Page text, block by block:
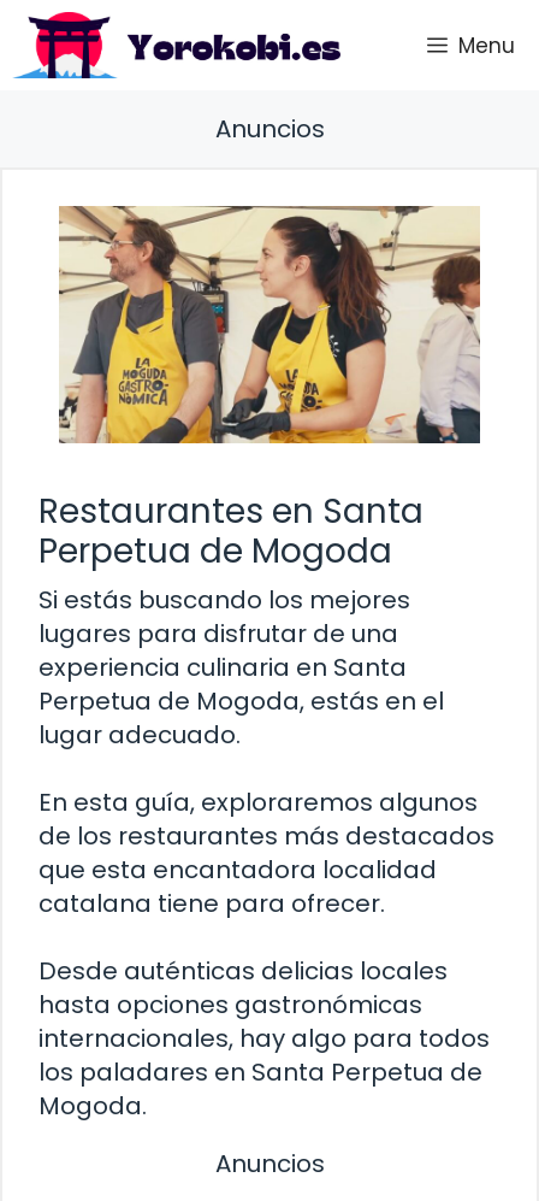
Saltar
contenido
Menu
Anuncios
Restaurantes en Santa
Perpetua de Mogoda
Si estás buscando los mejores
lugares para disfrutar de una
experiencia culinaria en Santa
Perpetua de Mogoda, estás en el
lugar adecuado.
En esta guía, exploraremos algunos
de los restaurantes más destacados
que esta encantadora localidad
catalana tiene para ofrecer.
Desde auténticas delicias locales
hasta opciones gastronómicas
internacionales, hay algo para todos
los paladares en Santa Perpetua de
Mogoda.
Anuncios